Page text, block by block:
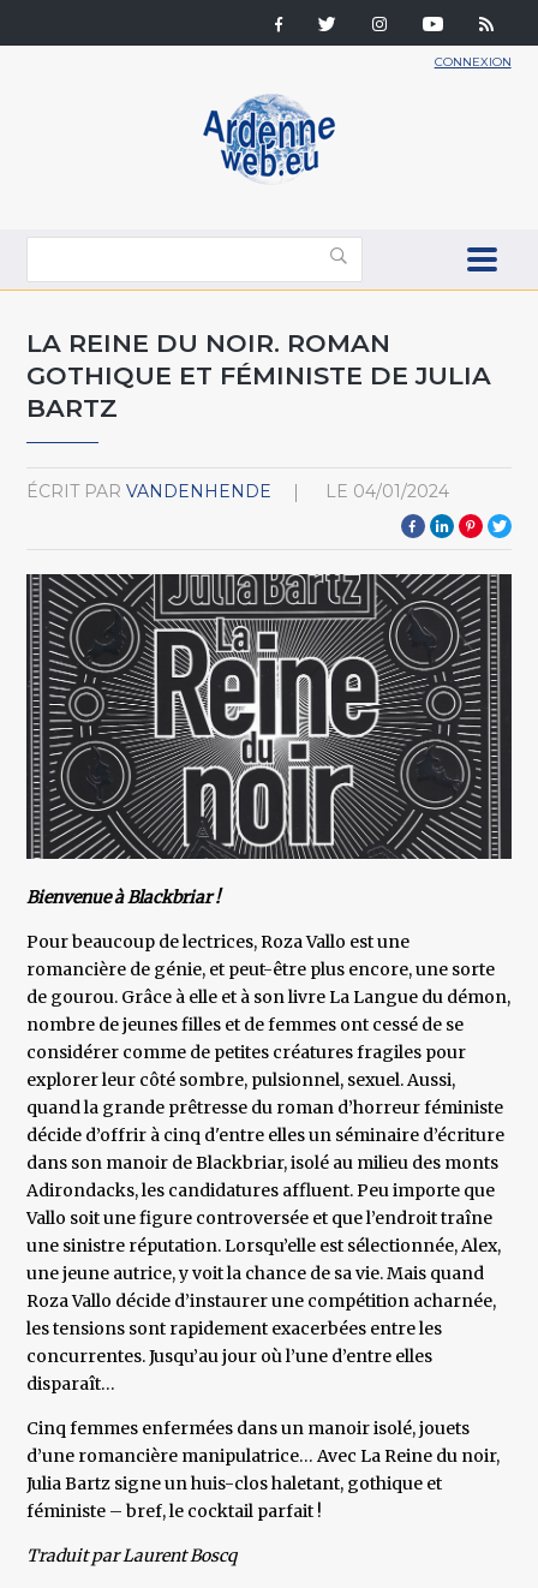
CONNEXION
LA REINE DU NOIR. ROMAN
GOTHIQUE ET FÉMINISTE DE JULIA
BARTZ
ÉCRIT PAR VANDENHENDE LE 04/01/2024
Bienvenue à Blackbriar !
Pour beaucoup de lectrices, Roza Vallo est une
romancière de génie, et peut-être plus encore, une sorte
de gourou. Grâce à elle et à son livre La Langue du démon,
nombre de jeunes filles et de femmes ont cessé de se
considérer comme de petites créatures fragiles pour
explorer leur côté sombre, pulsionnel, sexuel. Aussi,
quand la grande prêtresse du roman d’horreur féministe
décide d’offrir à cinq d'entre elles un séminaire d’écriture
dans son manoir de Blackbriar, isolé au milieu des monts
Adirondacks, les candidatures affluent. Peu importe que
Vallo soit une figure controversée et que l’endroit traîne
une sinistre réputation. Lorsqu’elle est sélectionnée, Alex,
une jeune autrice, y voit la chance de sa vie. Mais quand
Roza Vallo décide d’instaurer une compétition acharnée,
les tensions sont rapidement exacerbées entre les
concurrentes. Jusqu’au jour où l’une d’entre elles
disparaît…
Cinq femmes enfermées dans un manoir isolé, jouets
d’une romancière manipulatrice… Avec La Reine du noir,
Julia Bartz signe un huis-clos haletant, gothique et
féministe – bref, le cocktail parfait !
Traduit par Laurent Boscq